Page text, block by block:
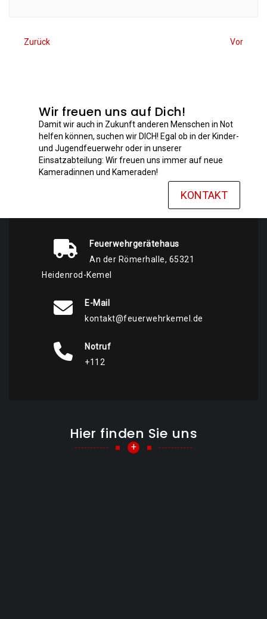
Zurück Vor
Wir freuen uns auf Dich!
Damit wir auch in Zukunft anderen Menschen in Not
helfen können, suchen wir DICH! Egal ob in der Kinder-
und Jugendfeuerwehr oder in unserer
Einsatzabteilung: Wir freuen uns immer auf neue
Kameradinnen und Kameraden!
KONTAKT
Feuerwehrgerätehaus
An der Römerhalle, 65321
Heidenrod-Kemel
E-Mail
kontakt@feuerwehrkemel.de
Notruf
+112
Hier finden Sie uns
+